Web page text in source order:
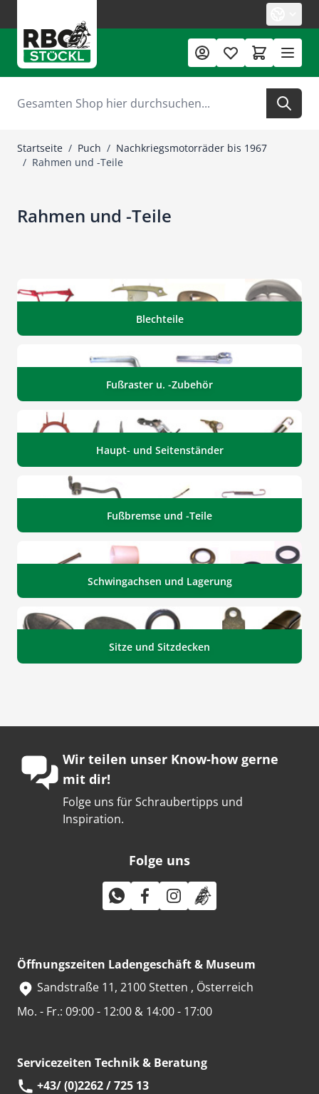
Suche
Startseite / Puch / Nachkriegsmotorräder bis 1967
/ Rahmen und -Teile
Rahmen und -Teile
Blechteile
Fußraster u. -Zubehör
Haupt- und Seitenständer
Fußbremse und -Teile
Schwingachsen und Lagerung
Sitze und Sitzdecken
Wir teilen unser Know-how gerne
mit dir!
Folge uns für Schraubertipps und
Inspiration.
Folge uns
Öffnungszeiten Ladengeschäft & Museum
Sandstraße 11, 2100 Stetten , Österreich
Mo. - Fr.: 09:00 - 12:00 & 14:00 - 17:00
Servicezeiten Technik & Beratung
+43/ (0)2262 / 725 13